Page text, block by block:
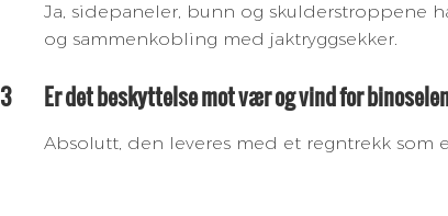
Ja, sidepaneler, bunn og skulderstroppene
og sammenkobling med jaktryggsekker.
3 Er det beskyttelse mot vær og vind for
Absolutt, den leveres med et regntrekk som